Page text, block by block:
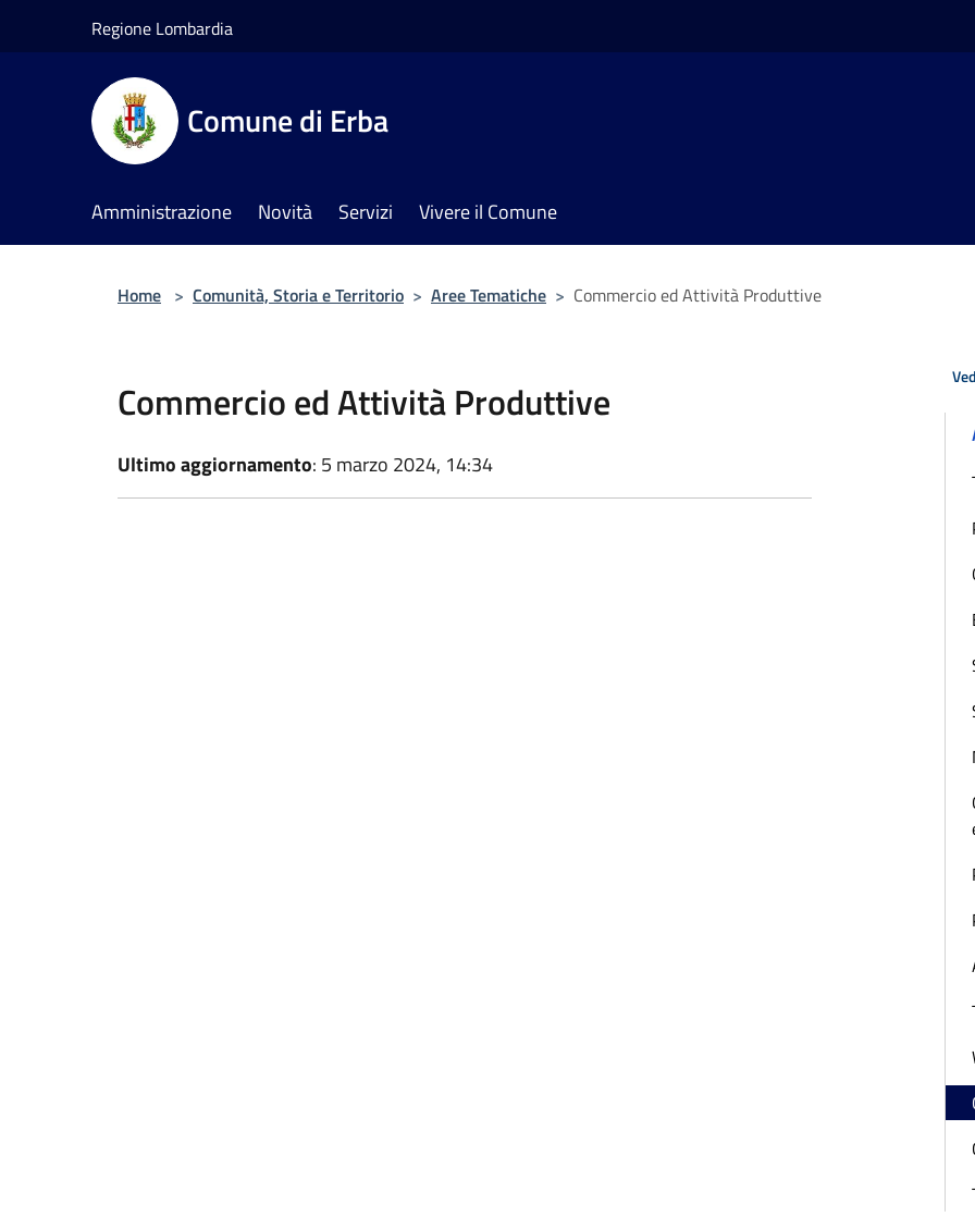
Regione Lombardia
Comune di Erba
Amministrazione Novità Servizi Vivere il Comune
Home > Comunità, Storia e Territorio > Aree Tematiche > Commercio ed Attività Produttive
Commercio ed Attività Produttive
Ultimo aggiornamento: 5 marzo 2024, 14:34